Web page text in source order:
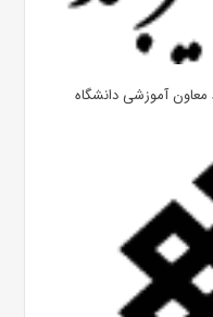
آموزشی دانشگاه